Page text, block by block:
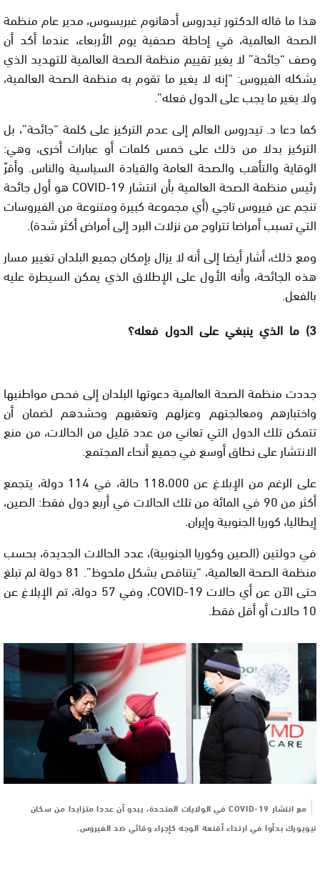
هذا ما قاله الدكتور تيدروس أدهانوم غبريسوس، مدير عام منظمة
الصحة العالمية، في إحاطة صحفية يوم الأربعاء، عندما أكد أن
وصف “جائحة” لا يغير تقييم منظمة الصحة العالمية للتهديد الذي
يشكله الفيروس: “إنه لا يغير ما تقوم به منظمة الصحة العالمية،
ولا يغير ما يجب على الدول فعله”.
كما دعا د. تيدروس العالم إلى عدم التركيز على كلمة “جائحة”، بل
التركيز بدلا من ذلك على خمس كلمات أو عبارات أخرى، وهي:
الوقاية والتأهب والصحة العامة والقيادة السياسية والناس. وأقرّ
رئيس منظمة الصحة العالمية بأن انتشار COVID-19 هو أول جائحة
تنجم عن فيروس تاجي (أي مجموعة كبيرة ومتنوعة من الفيروسات
التي تسبب أمراضا تتراوح من نزلات البرد إلى أمراض أكثر شدة).
ومع ذلك، أشار أيضا إلى أنه لا يزال بإمكان جميع البلدان تغيير مسار
هذه الجائحة، وأنه الأول على الإطلاق الذي يمكن السيطرة عليه
بالفعل.
3) ما الذي ينبغي على الدول فعله؟
جددت منظمة الصحة العالمية دعوتها البلدان إلى فحص مواطنيها
واختبارهم ومعالجتهم وعزلهم وتعقبهم وحشدهم لضمان أن
تتمكن تلك الدول التي تعاني من عدد قليل من الحالات، من منع
الانتشار على نطاق أوسع في جميع أنحاء المجتمع.
على الرغم من الإبلاغ عن 118،000 حالة، في 114 دولة، يتجمع
أكثر من 90 في المائة من تلك الحالات في أربع دول فقط: الصين،
إيطاليا، كوريا الجنوبية وإيران.
في دولتين (الصين وكوريا الجنوبية)، عدد الحالات الجديدة، بحسب
منظمة الصحة العالمية، “يتناقص بشكل ملحوظ”. 81 دولة لم تبلغ
حتى الآن عن أي حالات COVID-19، وفي 57 دولة، تم الإبلاغ عن
10 حالات أو أقل فقط.
مع انتشار COVID-19 في الولايات المتحدة، يبدو أن عددا متزايدا من سكان
نيويورك بدأوا في ارتداء أقنعة الوجه كإجراء وقائي ضد الفيروس.